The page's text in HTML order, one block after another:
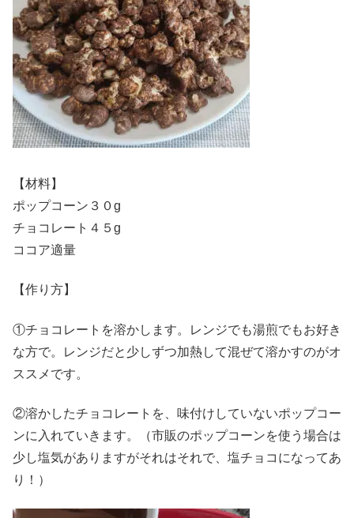
【材料】
ポップコーン３０g
チョコレート４５g
ココア適量
【作り方】
①チョコレートを溶かします。レンジでも湯煎でもお好き
な方で。レンジだと少しずつ加熱して混ぜて溶かすのがオ
ススメです。
②溶かしたチョコレートを、味付けしていないポップコー
ンに入れていきます。（市販のポップコーンを使う場合は
少し塩気がありますがそれはそれで、塩チョコになってあ
り！）